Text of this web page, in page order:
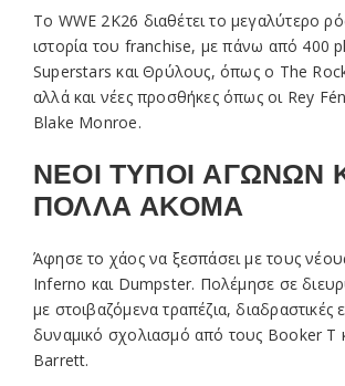
Το WWE 2K26 διαθέτει το μεγαλύτερο
ιστορία του franchise, με πάνω από 400
Superstars και Θρύλους, όπως ο The
αλλά και νέες προσθήκες όπως οι Rey
Blake Monroe.
ΝΕΟΙ ΤΥΠΟΙ ΑΓΩΝΩΝ
ΠΟΛΛΑ ΑΚΟΜΑ
Άφησε το χάος να ξεσπάσει με τους
Inferno και Dumpster. Πολέμησε σε
με στοιβαζόμενα τραπέζια, διαδραστικές
δυναμικό σχολιασμό από τους Booker T
Barrett.